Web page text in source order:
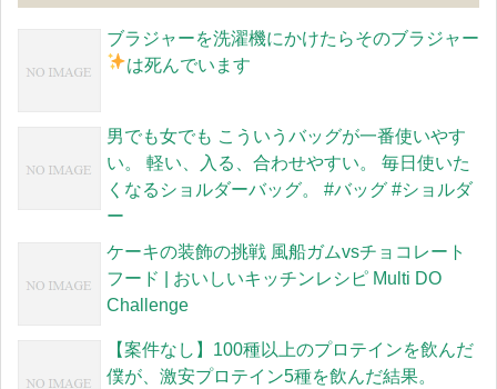
ブラジャーを洗濯機にかけたらそのブラジャー
は死んでいます
男でも女でも こういうバッグが一番使いやす
い。 軽い、入る、合わせやすい。 毎日使いた
くなるショルダーバッグ。 #バッグ #ショルダ
ー
ケーキの装飾の挑戦 風船ガムvsチョコレート
フード | おいしいキッチンレシピ Multi DO
Challenge
【案件なし】100種以上のプロテインを飲んだ
僕が、激安プロテイン5種を飲んだ結果。